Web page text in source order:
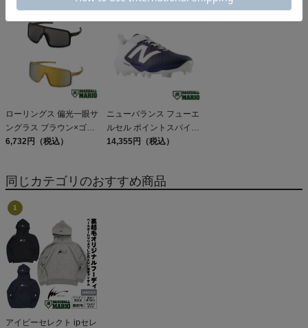
ミドシリーズ 野球 硬式
グローブ 限定 別注 高校
野球 大学 社会人 ベース
ボールマリオ JUNKEI-
GLOVE 28.7cm
スキン 野球 バッティン
グ手袋 バッティンググロ
ローリングス 偏光一眼サ
ングラス ブラウン×ゴー
ルドミラー スモーク高校
Rawlings
6,732円（税込）
ニューバランス フューエ
ルセル ポイントスパイク
一般 NEW BALANCE
14,355円（税込）
同じカテゴリのおすすめ商品
アイピーセレクト ipセレ